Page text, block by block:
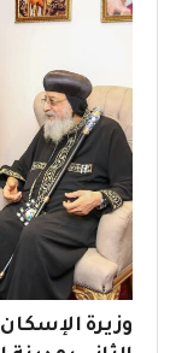
وزيرة